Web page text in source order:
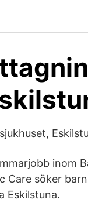
inom
Care söker
Eskilstuna.